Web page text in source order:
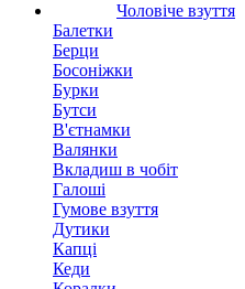
Чоловіче взуття
Балетки
Берци
Босоніжки
Бурки
Бутси
В'єтнамки
Валянки
Вкладиш в чобіт
Галоші
Гумове взуття
Дутики
Капці
Кеди